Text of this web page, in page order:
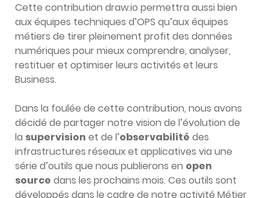
Cette contribution draw.io permettra aussi bien
aux équipes techniques d’OPS qu’aux équipes
métiers de tirer pleinement profit des données
numériques pour mieux comprendre, analyser,
restituer et optimiser leurs activités et leurs
Business.
Dans la foulée de cette contribution, nous avons
décidé de partager notre vision de l’évolution de
la supervision et de l’observabilité des
infrastructures réseaux et applicatives via une
série d’outils que nous publierons en open
source dans les prochains mois. Ces outils sont
développés dans le cadre de notre activité Métier